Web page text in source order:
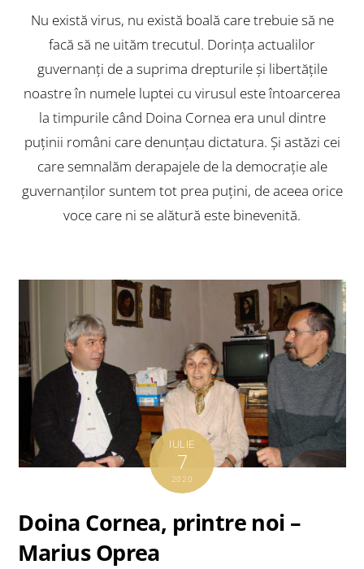
Nu există virus, nu există boală care trebuie să ne
facă să ne uităm trecutul. Dorința actualilor
guvernanți de a suprima drepturile și libertățile
noastre în numele luptei cu virusul este întoarcerea
la timpurile când Doina Cornea era unul dintre
puținii români care denunțau dictatura. Și astăzi cei
care semnalăm derapajele de la democrație ale
guvernanților suntem tot prea puțini, de aceea orice
voce care ni se alătură este binevenită.
IULIE
7
2020
Doina Cornea, printre noi –
Marius Oprea